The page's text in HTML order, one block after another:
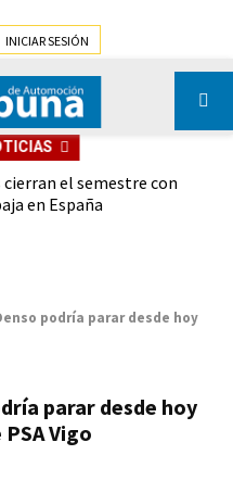
INICIAR SESIÓN
el semestre con
en España
podría parar desde hoy
parar desde hoy
Vigo